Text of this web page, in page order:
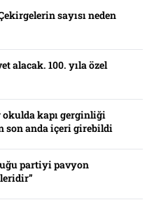
sayısı neden
alacak. 100. yıla özel
okulda kapı gerginliği
son anda içeri girebildi
partiyi pavyon